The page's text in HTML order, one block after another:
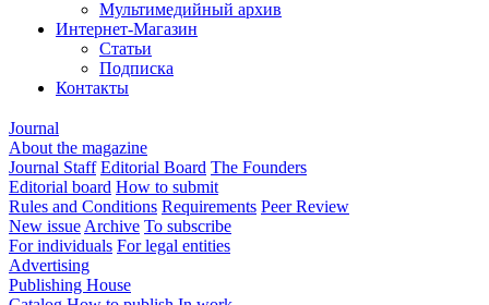
Мультимедийный архив
Интернет-Магазин
Статьи
Подписка
Контакты
Journal
About the magazine
Journal Staff Editorial Board The Founders
Editorial board How to submit
Rules and Conditions Requirements Peer Review
New issue Archive To subscribe
For individuals For legal entities
Advertising
Publishing House